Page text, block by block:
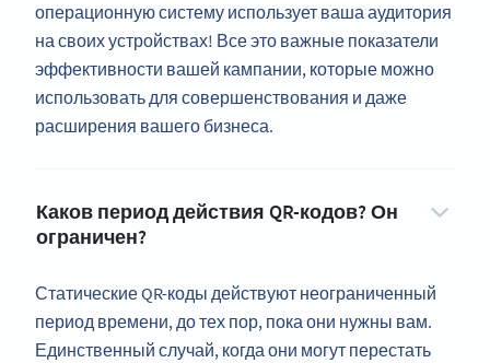
операционную систему использует ваша аудитория
на своих устройствах! Все это важные показатели
эффективности вашей кампании, которые можно
использовать для совершенствования и даже
расширения вашего бизнеса.
Каков период действия QR-кодов? Он
ограничен?
Статические QR-коды действуют неограниченный
период времени, до тех пор, пока они нужны вам.
Единственный случай, когда они могут перестать